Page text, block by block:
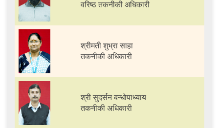
वरिष्ठ तकनीकी अधिकारी
श्रीमती शुभ्रा साहा
तकनीकी अधिकारी
श्री सुदर्सन बन्धोपाध्याय
तकनीकी अधिकारी